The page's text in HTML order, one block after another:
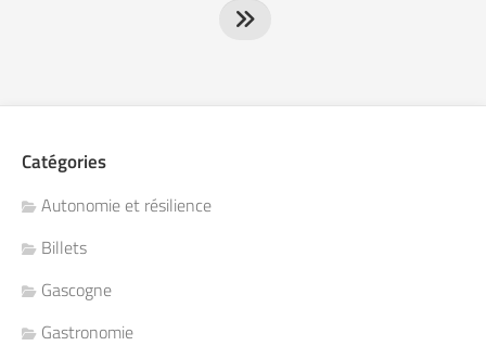
Catégories
Autonomie et résilience
Billets
Gascogne
Gastronomie